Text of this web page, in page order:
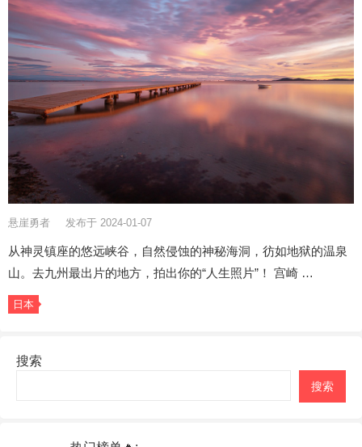
悬崖勇者 发布于 2024-01-07
从神灵镇座的悠远峡谷，自然侵蚀的神秘海洞，彷如地狱的温泉
山。去九州最出片的地方，拍出你的“人生照片”！ 宫崎 …
日本
搜索
搜索